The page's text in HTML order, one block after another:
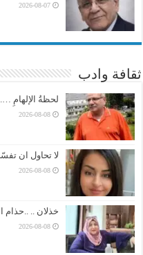
2026-08-07
ثقافة وادب
لحظةُ الإلهامِ
2026-08-08
لا تحاول ان
2026-08-08
خذلان .. ..حذام
2026-08-08